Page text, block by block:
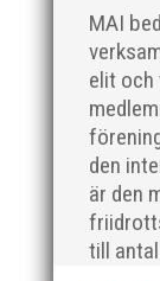
MAI
elit och
den
är den
till
plan. På 80-
han för mig
på plats
sin parhäst